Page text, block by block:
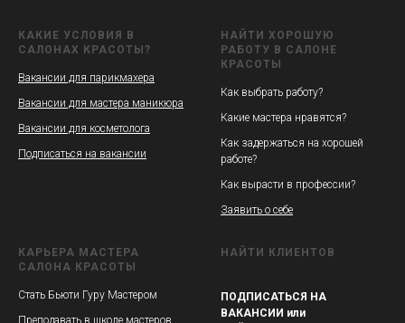
КАКИЕ УСЛОВИЯ В
САЛОНАХ КРАСОТЫ?
Вакансии для парикмахера
Вакансии для мастера маникюра
Вакансии для косметолога
Подписаться на вакансии
НАЙТИ ХОРОШУЮ
РАБОТУ В САЛОНЕ
КРАСОТЫ
Как выбрать работу?
Какие мастера нравятся?
Как задержаться на хорошей
работе?
Как вырасти в профессии?
Заявить о себе
КАРЬЕРА МАСТЕРА
САЛОНА КРАСОТЫ
Стать Бьюти Гуру Мастером
Преподавать в школе мастеров
НАЙТИ КЛИЕНТОВ
ПОДПИСАТЬСЯ НА
ВАКАНСИИ или